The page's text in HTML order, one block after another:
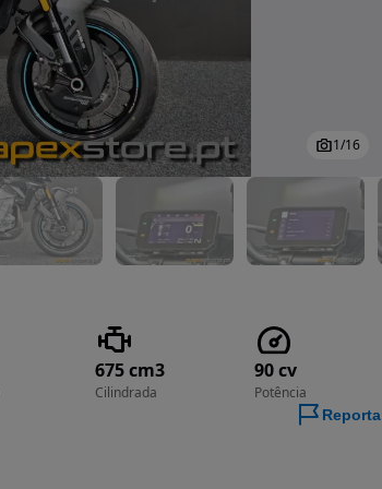
1/16
675 cm3
Cilindrada
90 cv
Potência